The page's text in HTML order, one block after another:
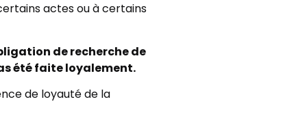
actes ou à certains
de recherche de
été faite loyalement.
de loyauté de la